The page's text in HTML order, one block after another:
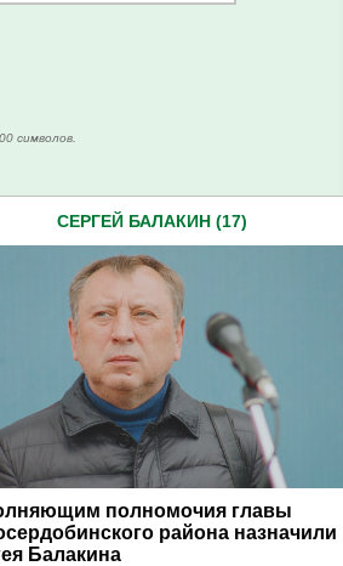
символов.
СЕРГЕЙ БАЛАКИН (17)
полномочия главы
района назначили
Балакина